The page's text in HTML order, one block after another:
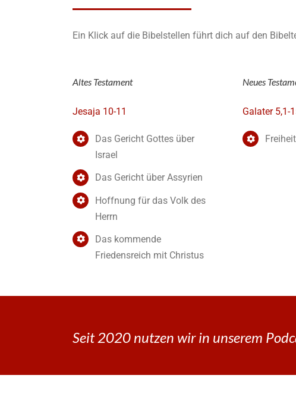
Ein Klick auf die Bibelstellen führt dich auf den
Altes Testament
Jesaja 10-11
Das Gericht Gottes über
Israel
Das Gericht über Assyrien
Hoffnung für das Volk des
Herrn
Das kommende
Friedensreich mit Christus
Neues
Galater 5,1-
Seit 2020 nutzen wir in unserem